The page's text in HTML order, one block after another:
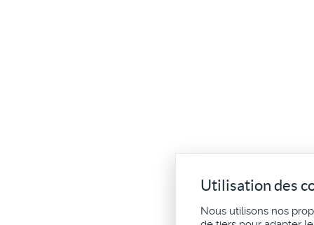
Utilisation des
Nous utilisons nos